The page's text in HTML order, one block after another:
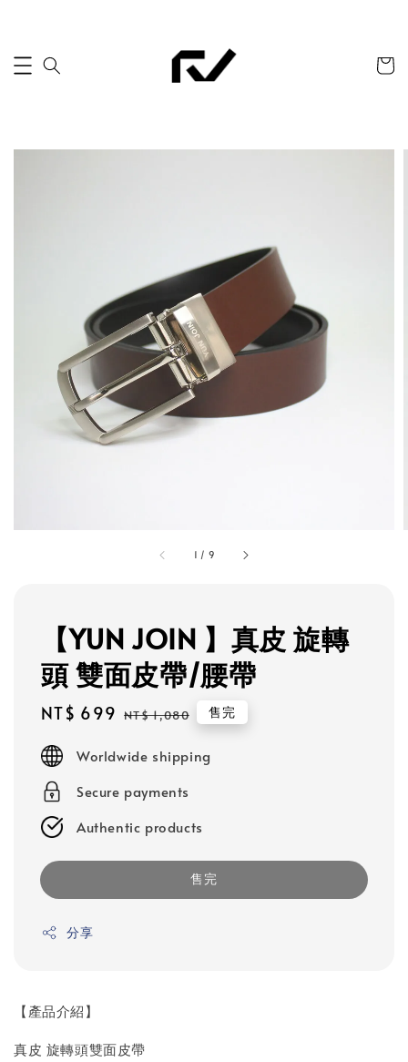
1 / 9
【YUN JOIN 】真皮 旋轉
頭 雙面皮帶/腰帶
Sale
NT$ 699 Regular
NT$ 1,080 售完
Worldwide shipping
Secure payments
Authentic products
售完
分享
【產品介紹】
真皮 旋轉頭雙面皮帶